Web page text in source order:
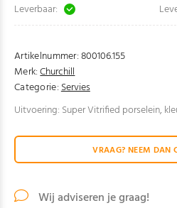
Leverbaar:
Artikelnummer:800106.155
Merk:Churchill
Categorie:Servies
Uitvoering: Super Vitrified porselein,
VRAAG? NEEM DAN
Wij adviseren je graag!